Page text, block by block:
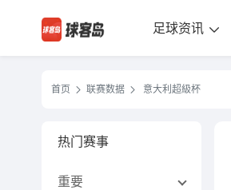
足球资讯
首页 联赛数据 意大利超級杯
热门赛事
重要